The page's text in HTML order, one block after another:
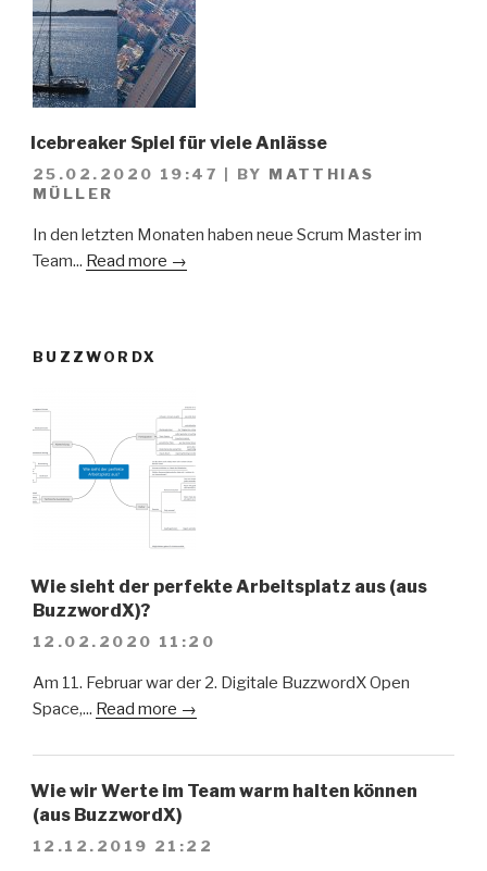
Icebreaker Spiel für viele Anlässe
25.02.2020 19:47 BY MATTHIAS
MÜLLER
In den letzten Monaten haben neue Scrum Master im
Team... Read more →
BUZZWORDX
Wie sieht der perfekte Arbeitsplatz aus (aus
BuzzwordX)?
12.02.2020 11:20
Am 11. Februar war der 2. Digitale BuzzwordX Open
Space,... Read more →
Wie wir Werte im Team warm halten können
(aus BuzzwordX)
12.12.2019 21:22